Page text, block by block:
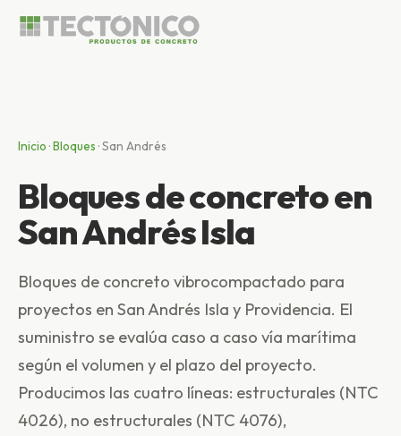
Inicio ·Bloques ·San Andrés
Bloques de concreto en
San Andrés Isla
Bloques de concreto vibrocompactado para
proyectos en San Andrés Isla y Providencia. El
suministro se evalúa caso a caso vía marítima
según el volumen y el plazo del proyecto.
Producimos las cuatro líneas: estructurales (NTC
4026), no estructurales (NTC 4076),